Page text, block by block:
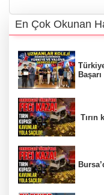
En Çok Okunan
Başarı
Tırın